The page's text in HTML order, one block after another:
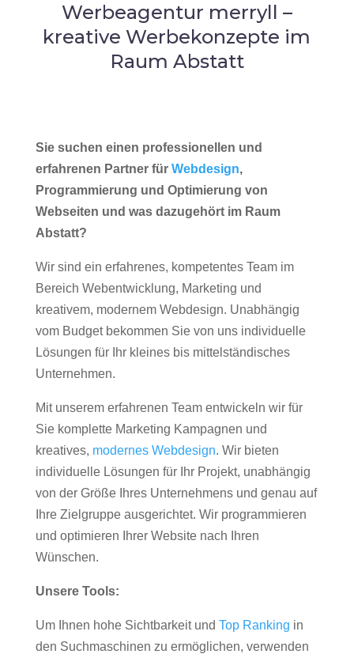
Werbeagentur merryll –
kreative Werbekonzepte im
Raum Abstatt
Sie suchen einen professionellen und
erfahrenen Partner für Webdesign,
Programmierung und Optimierung von
Webseiten und was dazugehört im Raum
Abstatt?
Wir sind ein erfahrenes, kompetentes Team im
Bereich Webentwicklung, Marketing und
kreativem, modernem Webdesign. Unabhängig
vom Budget bekommen Sie von uns individuelle
Lösungen für Ihr kleines bis mittelständisches
Unternehmen.
Mit unserem erfahrenen Team entwickeln wir für
Sie komplette Marketing Kampagnen und
kreatives, modernes Webdesign. Wir bieten
individuelle Lösungen für Ihr Projekt, unabhängig
von der Größe Ihres Unternehmens und genau auf
Ihre Zielgruppe ausgerichtet. Wir programmieren
und optimieren Ihrer Website nach Ihren
Wünschen.
Unsere Tools:
Um Ihnen hohe Sichtbarkeit und Top Ranking in
den Suchmaschinen zu ermöglichen, verwenden